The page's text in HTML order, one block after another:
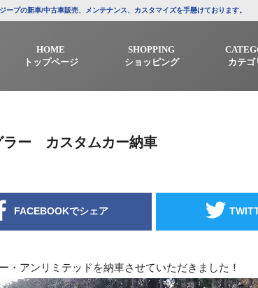
プの新車/中古車販売、メンテナンス、カスタマイズを手懸けております。
HOME
トップページ
SHOPPING
ショッピング
カテゴ
ラー カスタムカー納車
FACEBOOKでシェア
・アンリミテッドを納車させていただきました！